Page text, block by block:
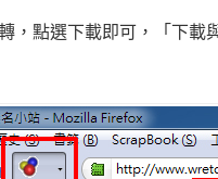
，點選下載即可，「下